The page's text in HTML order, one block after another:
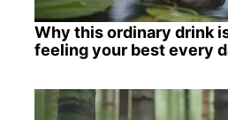
Why this ordinary drink
feeling your best every